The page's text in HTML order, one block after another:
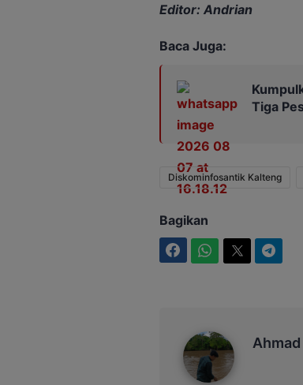
Editor: Andrian
Baca Juga:
Tiga
Diskominfosantik Kalteng
Bagikan